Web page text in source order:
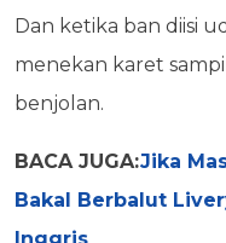
Dan ketika ban diisi
menekan karet
benjolan.
BACA JUGA:Jika
Bakal Berbalut
Inggris